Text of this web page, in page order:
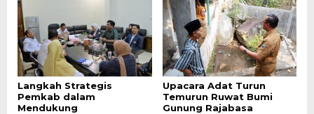
Langkah Strategis
Pemkab dalam
Mendukung
Upacara Adat Turun
Temurun Ruwat Bumi
Gunung Rajabasa